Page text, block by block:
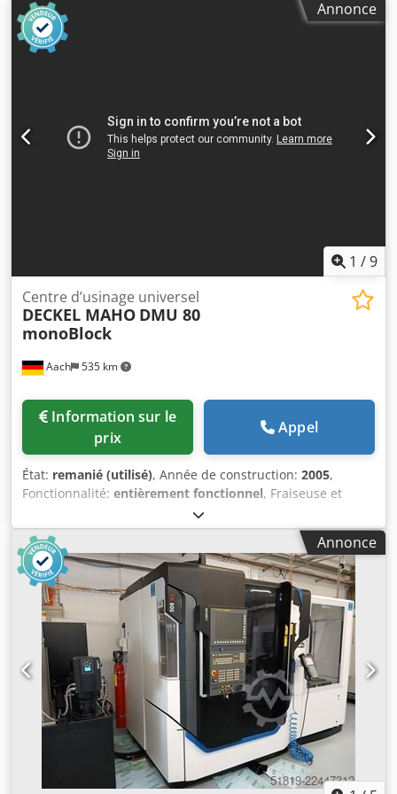
Annonce
1 /9
Aach 535 km
Centre d’usinage universel
DECKEL MAHO DMU 80
monoBlock
prix
Appel
État: remanié (utilisé), Année de construction: 2005,
Fonctionnalité: entièrement fonctionnel, Fraiseuse et
perceuse universelle CNC DECKEL MAHO DMU 80
monoBlock Avec commande d’axes Heidenhain iTNC 530
Année de construction : 2005 Courses : X 980 Y 630 Z 630
Plage de vitesses : 0 – 18 000 tr/min en continu (HSK 63)
Avec les accessoires suivants : Dcjdsy A Sf Rjpfx Alfsk Table
angulaire fixe, surface de serrage 1250 mm x 700 mm
Palpeur 3D Heidenhain Mesurage d’outils dans la zone de
travail via laser BLUM Changeur d’outils vertical avec 32
emplacements magazine (HSK 63) Enceinte de protection
intégrale avec portes coulissantes et éclairage intérieur
Molette électronique Modes de fonctionnement 3 + 4
Convoyeur à copeaux Installation de liquide de
refroidissement 3 patins de machine réglables en hauteur
Refroidisseur d’huile de broche Unité de refroidissement
d’armoire électrique (Rittal) Manuels d’utilisation
Annonce